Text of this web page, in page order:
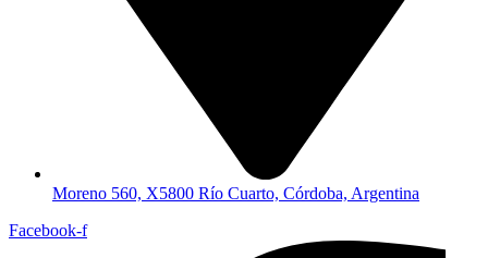
Moreno 560, X5800 Río Cuarto, Córdoba, Argentina
Facebook-f